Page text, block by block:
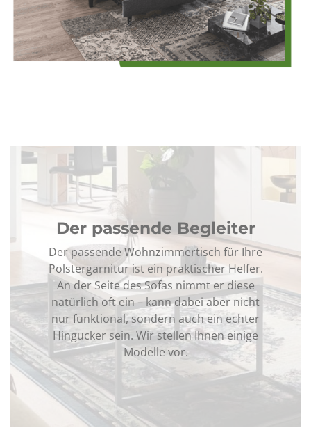
Der passende Begleiter
Der passende Wohnzimmertisch für Ihre
Polstergarnitur ist ein praktischer Helfer.
An der Seite des Sofas nimmt er diese
natürlich oft ein – kann dabei aber nicht
nur funktional, sondern auch ein echter
Hingucker sein. Wir stellen Ihnen einige
Modelle vor.